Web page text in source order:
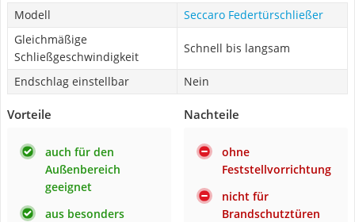
Modell
Seccaro Federtürschließer
Gleichmäßige
Schließgeschwindigkeit
Schnell bis langsam
Endschlag einstellbar Nein
Vorteile
auch für den
Außenbereich
geeignet
aus besonders
Nachteile
ohne
Feststellvorrichtung
nicht für
Brandschutztüren